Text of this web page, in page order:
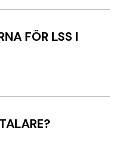
FÖR LSS I